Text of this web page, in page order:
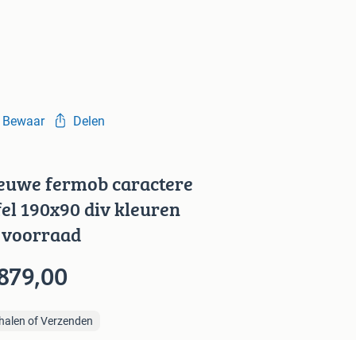
Bewaar Delen
fermob caractere
190x90 div kleuren
of Verzenden